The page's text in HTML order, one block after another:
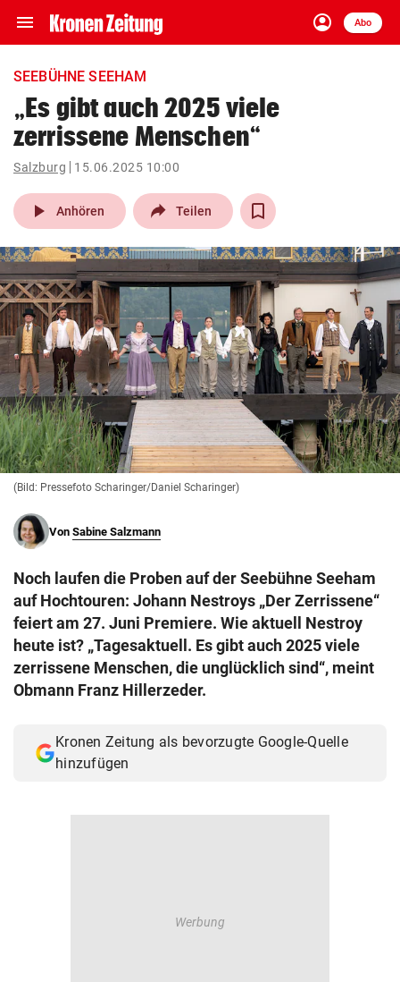
menu Navigation
ein-/ausklappen
account_circle
Anmelden
Abo
close Schließen
account_circle Anmelden
pin_drop
Wien arrow_right
bookmark
search
Suchbegriff
eingeben
© Krone Multimedia GmbH & Co KG 2026
Muthgasse 2, 1190 Wien
SEEBÜHNE SEEHAM
„Es gibt auch 2025 viele
zerrissene Menschen“
Salzburg 15.06.2025 10:00
play_arrow Anhören Teilen
(Bild: Pressefoto Scharinger/Daniel Scharinger)
Von Sabine Salzmann
Noch laufen die Proben auf der Seebühne Seeham
auf Hochtouren: Johann Nestroys „Der Zerrissene“
feiert am 27. Juni Premiere. Wie aktuell Nestroy
heute ist? „Tagesaktuell. Es gibt auch 2025 viele
zerrissene Menschen, die unglücklich sind“, meint
Obmann Franz Hillerzeder.
Kronen Zeitung als bevorzugte Google-Quelle
hinzufügen